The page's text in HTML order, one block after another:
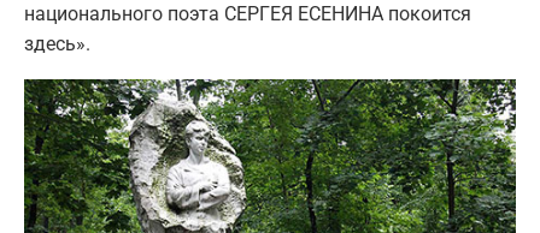
национального поэта СЕРГЕЯ ЕСЕНИНА покоится
здесь».